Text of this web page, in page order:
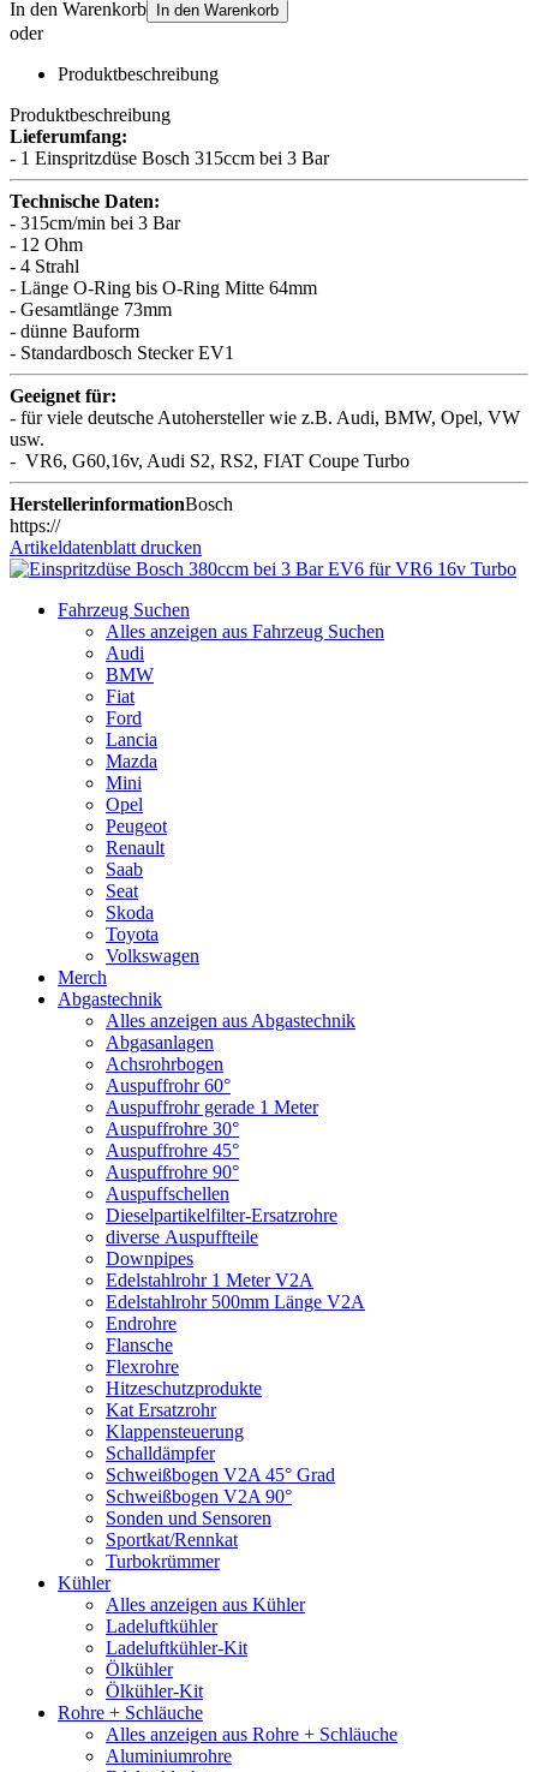
In den Warenkorb In den Warenkorb
oder
Produktbeschreibung
Produktbeschreibung
Lieferumfang:
- 1 Einspritzdüse Bosch 315ccm bei 3 Bar
Technische Daten:
- 315cm/min bei 3 Bar
- 12 Ohm
- 4 Strahl
- Länge O-Ring bis O-Ring Mitte 64mm
- Gesamtlänge 73mm
- dünne Bauform
- Standardbosch Stecker EV1
Geeignet für:
- für viele deutsche Autohersteller wie z.B. Audi, BMW, Opel, VW
usw.
- VR6, G60,16v, Audi S2, RS2, FIAT Coupe Turbo
HerstellerinformationBosch
https://
Artikeldatenblatt drucken
Fahrzeug Suchen
Alles anzeigen aus Fahrzeug Suchen
Audi
BMW
Fiat
Ford
Lancia
Mazda
Mini
Opel
Peugeot
Renault
Saab
Seat
Skoda
Toyota
Volkswagen
Merch
Abgastechnik
Alles anzeigen aus Abgastechnik
Abgasanlagen
Achsrohrbogen
Auspuffrohr 60°
Auspuffrohr gerade 1 Meter
Auspuffrohre 30°
Auspuffrohre 45°
Auspuffrohre 90°
Auspuffschellen
Dieselpartikelfilter-Ersatzrohre
diverse Auspuffteile
Downpipes
Edelstahlrohr 1 Meter V2A
Edelstahlrohr 500mm Länge V2A
Endrohre
Flansche
Flexrohre
Hitzeschutzprodukte
Kat Ersatzrohr
Klappensteuerung
Schalldämpfer
Schweißbogen V2A 45° Grad
Schweißbogen V2A 90°
Sonden und Sensoren
Sportkat/Rennkat
Turbokrümmer
Kühler
Alles anzeigen aus Kühler
Ladeluftkühler
Ladeluftkühler-Kit
Ölkühler
Ölkühler-Kit
Rohre + Schläuche
Alles anzeigen aus Rohre + Schläuche
Aluminiumrohre